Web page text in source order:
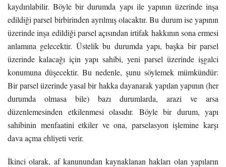
kaydırılabilir. Böyle bir durumda yapı ile yapının üzerinde inşa
edildiği parsel birbirinden ayrılmış olacaktır. Bu durum ise yapının
üzerinde inşa edildiği parsel açısından irtifak hakkının sona ermesi
anlamına gelecektir. Üstelik bu durumda yapı, başka bir parsel
üzerinde kalacağı için yapı sahibi, yeni parsel üzerinde işgalci
konumuna düşecektir. Bu nedenle, şunu söylemek mümkündür:
Bir parsel üzerinde yasal bir hakka dayanarak yapılan yapının (her
durumda olmasa bile) bazı durumlarda, arazi ve arsa
düzenlemesinden etkilenmesi olasıdır. Böyle bir durum, yapı
sahibinin menfaatini etkiler ve ona, parselasyon işlemine karşı
dava açma ehliyeti verir.
İkinci olarak, af kanunundan kaynaklanan hakları olan yapıların